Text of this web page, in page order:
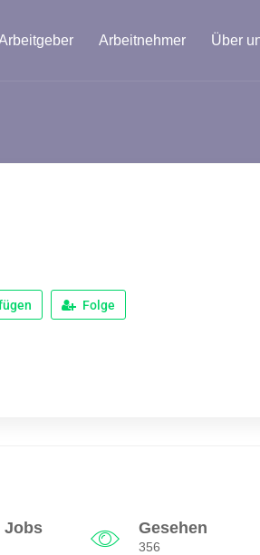
Arbeitnehmer Über
Folge
Jobs Gesehen
356